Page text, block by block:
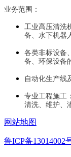
业务范围：
工业高压清洗
备、水下机器
各类非标设备
备、环保设备
自动化生产线
专业工程施工
清洗、维护、
网站地图
鲁ICP备13014002